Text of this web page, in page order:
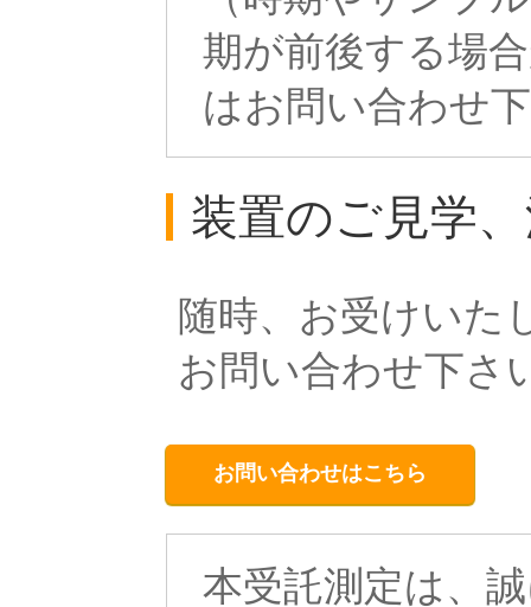
期が前後する場
はお問い合わせ
装置のご見学
随時、お受けいた
お問い合わせ下さ
お問い合わせはこちら
本受託測定は、